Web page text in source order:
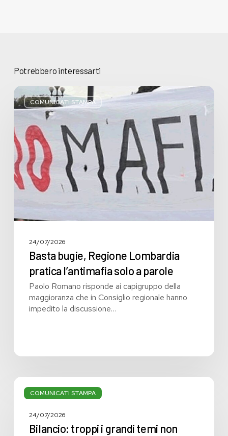
Potrebbero interessarti
COMUNICATI STAMPA
Basta
bugie,
Regione
Lombardia
pratica
l’antimafia
solo
a
parole
24/07/2026
Basta bugie, Regione Lombardia
pratica l’antimafia solo a parole
Paolo Romano risponde ai capigruppo della
maggioranza che in Consiglio regionale hanno
impedito la discussione…
COMUNICATI STAMPA
Bilancio:
troppi
grandi24/07/2026
Bilancio: troppi i grandi temi non